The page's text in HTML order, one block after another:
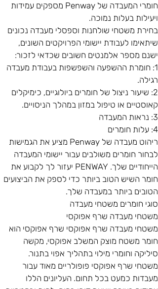
חומרי המעבדה של Penway מספקים עמידות
ויעילות בעלות נמוכה.
בחירת משטחי שולחנות וספסלי מעבדה נכונים
שיתאימו לעבודת יישומי הפרויקטים השונים,
ישנם מספר אלמנטים חשובים שכדאי לזכור:
1: חומרת ההשפעה והשפשפות בעבודת מעבדה
רגילה.
2: שיעור ניצול של חומרים ביולוגיים, כימיקלים
קאוסטיים או טיפול במזון במהלך הניסויים.
3: נראות המעבדה
4: עלות חומרים
ריהוט מעבדה של Penway מציע את הגמישות
לבחור חומרים משולבים עבור יישומי המעבדה
הייחודיים שלך. PENWAY יעזור לך לקבוע את
חומר השיש הטוב ביותר כדי לספק את הביצועים
הטובים ביותר במעבדה שלך.
סוגי חומרים משטחי מעבדה
משטחי מעבדה שרף אפוקסי
משטחי מעבדה שרף אפוקסי שרף אפוקסי הוא
חומר משטח מוצק המשלב אפוקסי, מקשה
סיליקה וחומרי מילוי בתהליך אפוי בתנור.
משטחי שרף אפוקסי פופולריים מאוד עבור
מעבדות כמעט בכל תחום. העליונים הללו